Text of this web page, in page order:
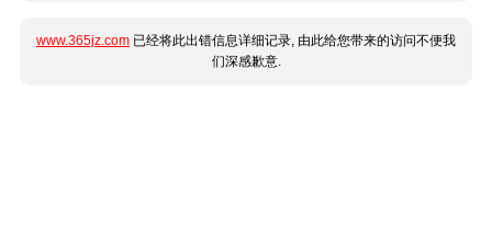
www.365jz.com 已经将此出错信息详细记录, 由此给您带来的访问不便我
们深感歉意.